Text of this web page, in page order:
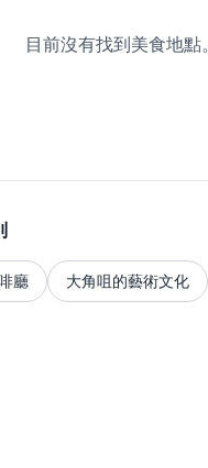
目前沒有找到美食地點。
廳 大角咀的藝術文化